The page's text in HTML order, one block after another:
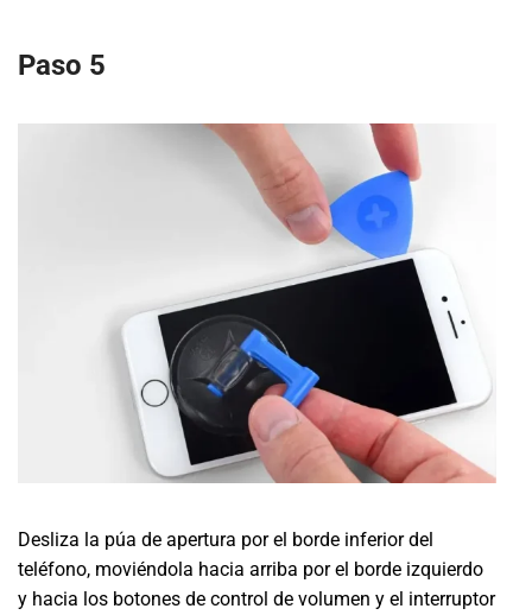
Paso 5
Desliza la púa de apertura por el borde inferior del
teléfono, moviéndola hacia arriba por el borde izquierdo
y hacia los botones de control de volumen y el interruptor